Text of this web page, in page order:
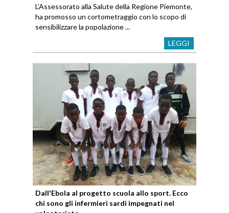
L’Assessorato alla Salute della Regione Piemonte,
ha promosso un cortometraggio con lo scopo di
sensibilizzare la popolazione ...
LEGGI
Dall'Ebola al progetto scuola allo sport. Ecco
chi sono gli infermieri sardi impegnati nel